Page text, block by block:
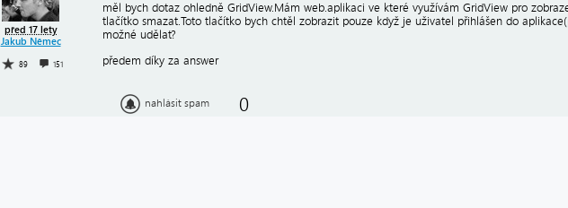
před 17 lety
Jakub Němec
89 151
měl bych dotaz ohledně GridView.Mám web.aplikaci ve které využívám GridView pro
tlačítko smazat.Toto tlačítko bych chtěl zobrazit pouze když je uživatel přihlášen do
možné udělat?
předem díky za answer
nahlásit spam 0